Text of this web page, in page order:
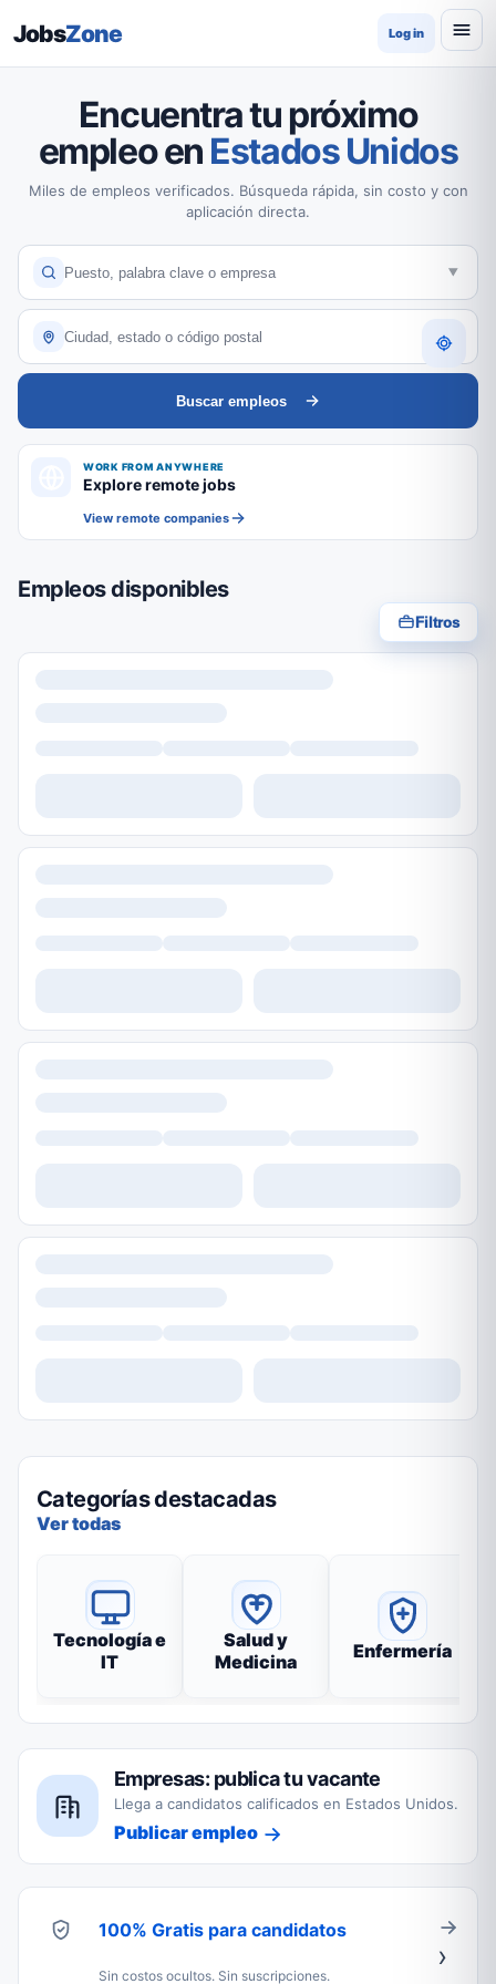
JobsZone Log in
Encuentra tu próximo
empleo en Estados Unidos
Miles de empleos verificados. Búsqueda rápida, sin costo y con
aplicación directa.
Buscar empleos
WORK FROM ANYWHERE
Explore remote jobs
View remote companies
Empleos disponibles
Filtros
Categorías destacadas
Ver todas
Tecnología e
IT
Salud y
Medicina
Enfermería
Empresas: publica tu vacante
Llega a candidatos calificados en Estados Unidos.
Publicar empleo
100% Gratis para candidatos
Sin costos ocultos. Sin suscripciones.